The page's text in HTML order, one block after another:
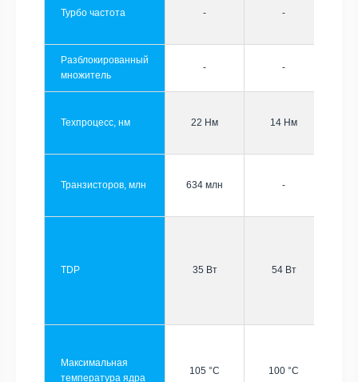
Турбо частота - -
Разблокированный
множитель
- -
Техпроцесс, нм 22 Нм 14 Нм
Транзисторов, млн 634 млн -
TDP 35 Вт 54 Вт
Максимальная
температура ядра
105 °C 100 °C